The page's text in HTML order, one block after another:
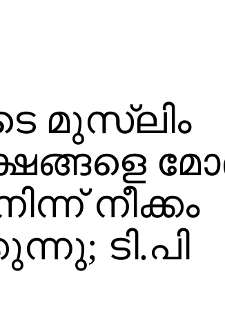
മുസ്‌ലിം
നീക്കം
ടി.പി